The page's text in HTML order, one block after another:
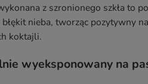
z szronionego szkła to
nieba, tworząc pozytywny
koktajli.
wyeksponowany na